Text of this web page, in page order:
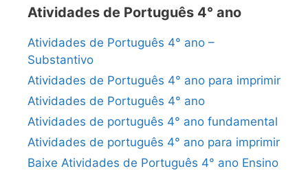
Atividades de Português 4° ano
Atividades de Português 4° ano –
Substantivo
Atividades de Português 4° ano para imprimir
Atividades de Português 4° ano
Atividades de português 4° ano fundamental
Atividades de português 4° ano para imprimir
Baixe Atividades de Português 4° ano Ensino